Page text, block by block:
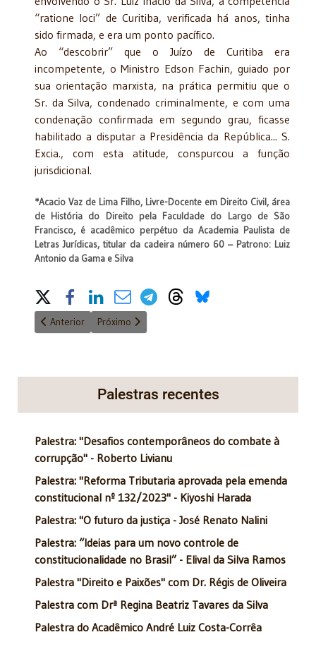
“ratione loci” de Curitiba, verificada há anos, tinha
sido firmada, e era um ponto pacífico.
Ao “descobrir” que o Juízo de Curitiba era
incompetente, o Ministro Edson Fachin, guiado por
sua orientação marxista, na prática permitiu que o
Sr. da Silva, condenado criminalmente, e com uma
condenação confirmada em segundo grau, ficasse
habilitado a disputar a Presidência da República... S.
Excia., com esta atitude, conspurcou a função
jurisdicional.
*Acacio Vaz de Lima Filho, Livre-Docente em Direito Civil, área
de História do Direito pela Faculdade do Largo de São
Francisco, é acadêmico perpétuo da Academia Paulista de
Letras Jurídicas, titular da cadeira número 60 – Patrono: Luiz
Antonio da Gama e Silva
Share on Social Media
Artigo anterior: Questões conceituais da aprendizagem
Anterior Próximo artigo: É preciso mudar a cultura
Próximo
Palestras recentes
Palestra: "Desafios contemporâneos do combate à
corrupção" - Roberto Livianu
Palestra: "Reforma Tributaria aprovada pela emenda
constitucional nº 132/2023" - Kiyoshi Harada
Palestra: "O futuro da justiça - José Renato Nalini
Palestra: “Ideias para um novo controle de
constitucionalidade no Brasil” - Elival da Silva Ramos
Palestra "Direito e Paixões" com Dr. Régis de Oliveira
Palestra com Drª Regina Beatriz Tavares da Silva
Palestra do Acadêmico André Luiz Costa-Corrêa